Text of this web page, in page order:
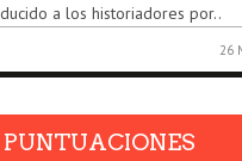
a los historiadores por..
26